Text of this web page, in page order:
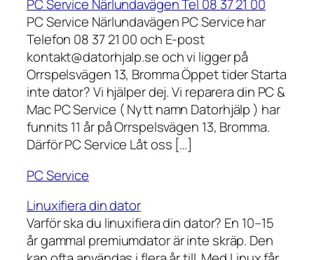
PC Service Närlundavägen Tel 08 37 21 00
PC Service Närlundavägen PC Service har
Telefon 08 37 21 00 och E-post
kontakt@datorhjalp.se och vi ligger på
Orrspelsvägen 13, Bromma Öppet tider Starta
inte dator? Vi hjälper dej. Vi reparera din PC &
Mac PC Service ( Nytt namn Datorhjälp ) har
funnits 11 år på Orrspelsvägen 13, Bromma.
Därför PC Service Låt oss […]
PC Service
Linuxifiera din dator
Varför ska du linuxifiera din dator? En 10–15
år gammal premiumdator är inte skräp. Den